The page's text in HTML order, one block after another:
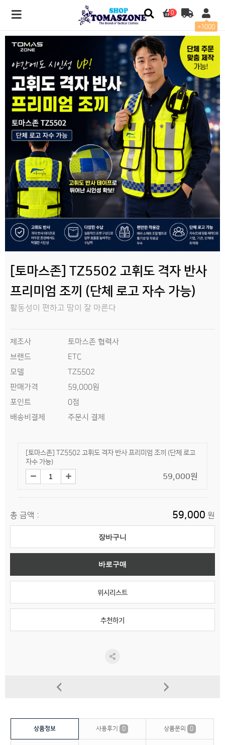
0
+1000
[토마스존] TZ5502 고휘도 격자 반사 프리미엄 조끼 (단체 로고 자수 가능) > 전용관
[토마스존] TZ5502 고휘도 격자 반사
프리미엄 조끼 (단체 로고 자수 가능)
활동성이 편하고 땀이 잘 마른다
제조사
토마스존 협력사
브랜드
ETC
모델
TZ5502
판매가격
59,000원
포인트
0점
배송비결제
주문시 결제
[토마스존] TZ5502 고휘도 격자 반사 프리미엄 조끼 (단체 로고
자수 가능)
59,000원
총 금액 : 59,000 원
장바구니
바로구매
위시리스트
추천하기
상품정보 사용후기 0 상품문의 0